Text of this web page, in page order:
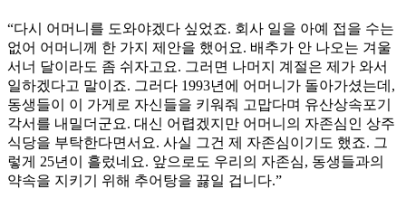
“다시 어머니를 도와야겠다 싶었죠. 회사 일을 아예 접을 수는
없어 어머니께 한 가지 제안을 했어요. 배추가 안 나오는 겨울
서너 달이라도 좀 쉬자고요. 그러면 나머지 계절은 제가 와서
일하겠다고 말이죠. 그러다 1993년에 어머니가 돌아가셨는데,
동생들이 이 가게로 자신들을 키워줘 고맙다며 유산상속포기
각서를 내밀더군요. 대신 어렵겠지만 어머니의 자존심인 상주
식당을 부탁한다면서요. 사실 그건 제 자존심이기도 했죠. 그
렇게 25년이 흘렀네요. 앞으로도 우리의 자존심, 동생들과의
약속을 지키기 위해 추어탕을 끓일 겁니다.”